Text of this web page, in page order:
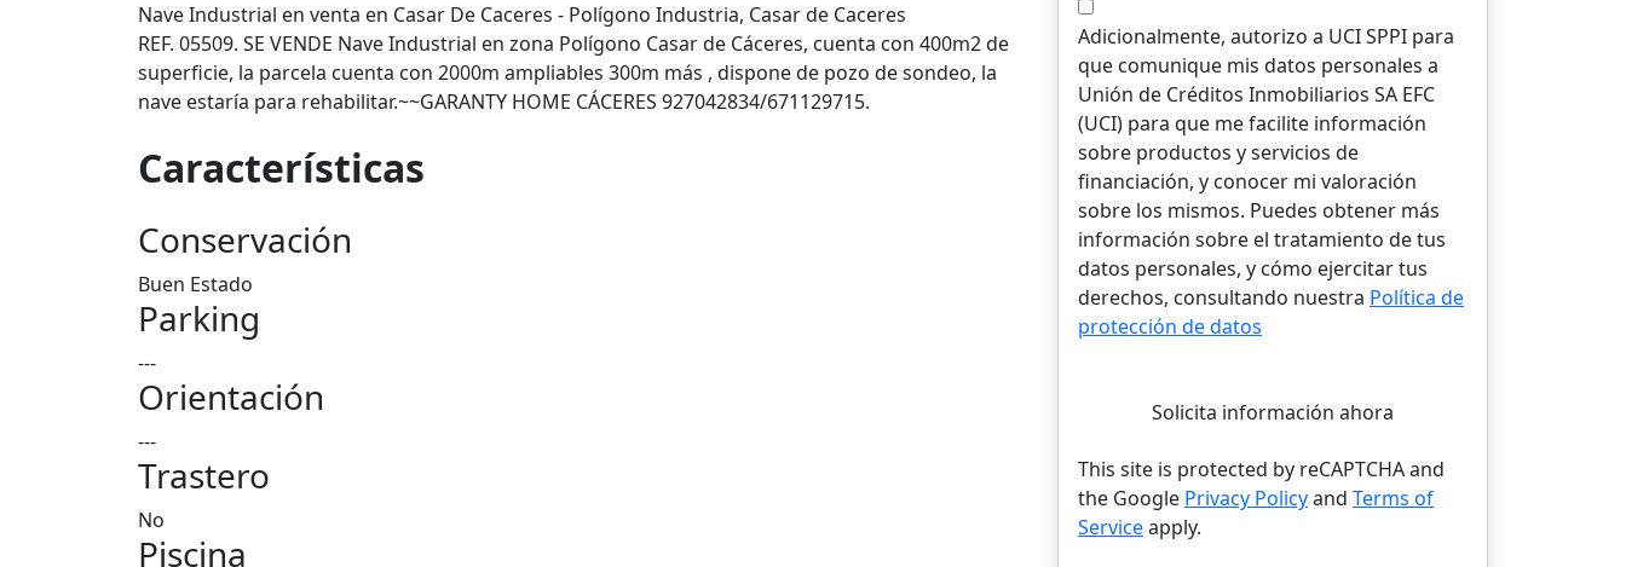
Nave Industrial en venta en Casar De Caceres - Polígono Industria, Casar de Caceres
REF. 05509. SE VENDE Nave Industrial en zona Polígono Casar de Cáceres, cuenta con 400m2 de
superficie, la parcela cuenta con 2000m ampliables 300m más , dispone de pozo de sondeo, la
nave estaría para rehabilitar.~~GARANTY HOME CÁCERES 927042834/671129715.
Características
Conservación
Buen Estado
Parking
---
Orientación
---
Trastero
No
Piscina
Adicionalmente, autorizo a UCI SPPI para
que comunique mis datos personales a
Unión de Créditos Inmobiliarios SA EFC
(UCI) para que me facilite información
sobre productos y servicios de
financiación, y conocer mi valoración
sobre los mismos. Puedes obtener más
información sobre el tratamiento de tus
datos personales, y cómo ejercitar tus
derechos, consultando nuestra Política de
protección de datos
Solicita información ahora
This site is protected by reCAPTCHA and
the Google Privacy Policyand Terms of
Serviceapply.